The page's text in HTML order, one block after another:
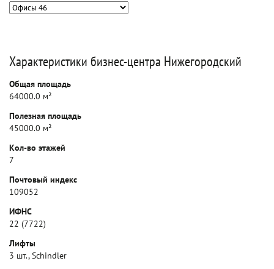
Характеристики бизнес-центра Нижегородский
Общая площадь
64000.0 м²
Полезная площадь
45000.0 м²
Кол-во этажей
7
Почтовый индекс
109052
ИФНС
22 (7722)
Лифты
3 шт., Schindler